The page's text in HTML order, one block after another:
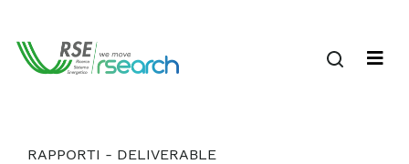
RAPPORTI - DELIVERABLE